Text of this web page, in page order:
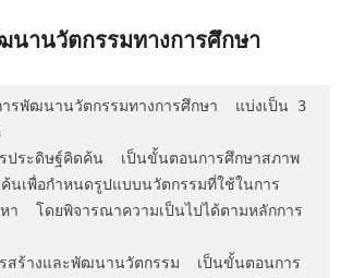
นานวัตกรรมทางการศึกษา
นเพื่อกำหนดรูปแบบนวัตกรรมที่ใช้ในการ
า  โดยพิจารณาความเป็นไปได้ตามหลักการ